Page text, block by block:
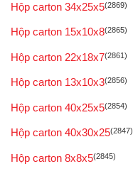
Hộp carton 34x25x5(2869)
Hộp carton 15x10x8(2865)
Hộp carton 22x18x7(2861)
Hộp carton 13x10x3(2856)
Hộp carton 40x25x5(2854)
Hộp carton 40x30x25(2847)
Hộp carton 8x8x5(2845)